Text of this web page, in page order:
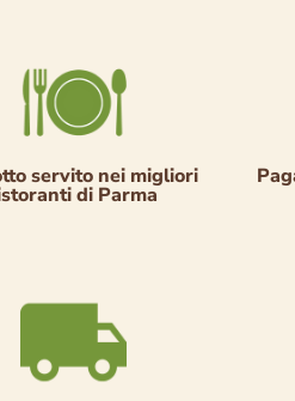
servito nei migliori
di Parma